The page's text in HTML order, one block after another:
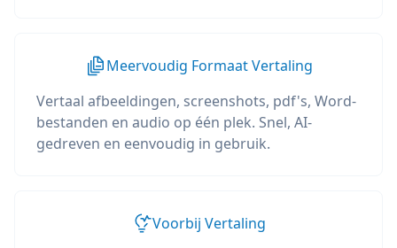
Meervoudig Formaat Vertaling
Vertaal afbeeldingen, screenshots, pdf's, Word-
bestanden en audio op één plek. Snel, AI-
gedreven en eenvoudig in gebruik.
Voorbij Vertaling